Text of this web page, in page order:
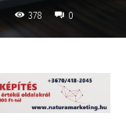
378 0